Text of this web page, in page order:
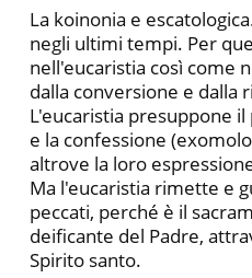
La koinonia e
negli ulti­mi tempi. Per
nell'eucaristia così come
dalla conversione e dalla
L'eucaristia presuppone
e la confessione
altrove la loro
Ma l'eucaristia rimette e
peccati, perché è il
deificante del Padre,
Spirito santo.